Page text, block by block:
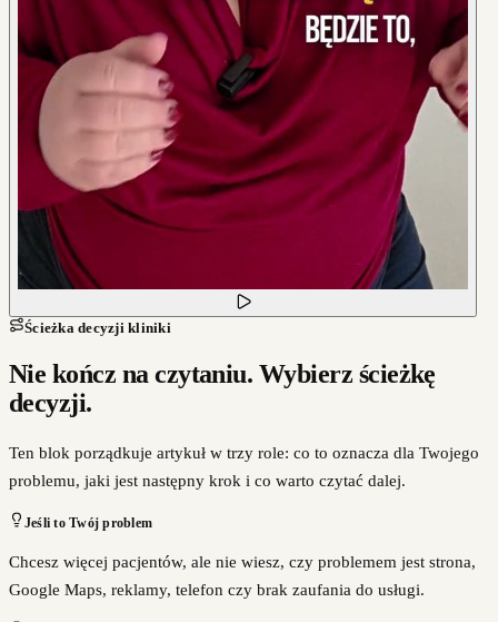
Ścieżka decyzji kliniki
Nie kończ na czytaniu. Wybierz ścieżkę
decyzji.
Ten blok porządkuje artykuł w trzy role: co to oznacza dla Twojego
problemu, jaki jest następny krok i co warto czytać dalej.
Jeśli to Twój problem
Chcesz więcej pacjentów, ale nie wiesz, czy problemem jest strona,
Google Maps, reklamy, telefon czy brak zaufania do usługi.